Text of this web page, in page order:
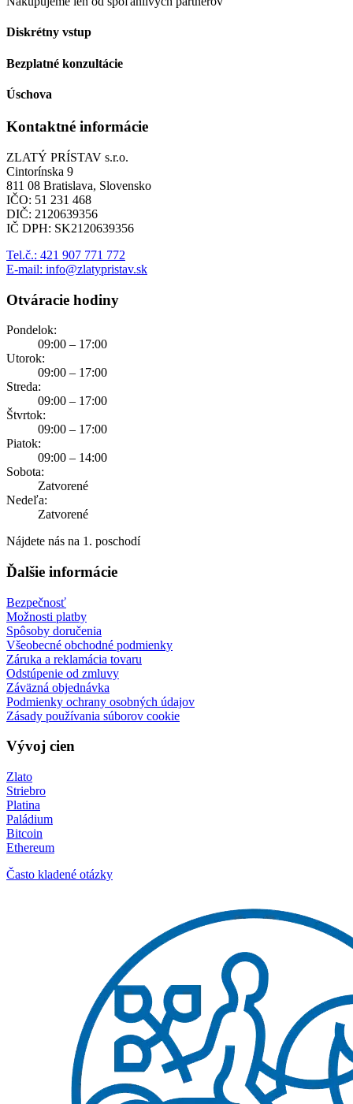
Diskrétny vstup
Bezplatné konzultácie
Úschova
Kontaktné informácie
ZLATÝ PRÍSTAV s.r.o.
Cintorínska 9
811 08 Bratislava, Slovensko
IČO: 51 231 468
DIČ: 2120639356
IČ DPH: SK2120639356
Tel.č.: 421 907 771 772
E-mail: info@zlatypristav.sk
Otváracie hodiny
Pondelok:
09:00 – 17:00
Utorok:
09:00 – 17:00
Streda:
09:00 – 17:00
Štvrtok:
09:00 – 17:00
Piatok:
09:00 – 14:00
Sobota:
Zatvorené
Nedeľa:
Zatvorené
Nájdete nás na 1. poschodí
Ďalšie informácie
Bezpečnosť
Možnosti platby
Spôsoby doručenia
Všeobecné obchodné podmienky
Záruka a reklamácia tovaru
Odstúpenie od zmluvy
Záväzná objednávka
Podmienky ochrany osobných údajov
Zásady používania súborov cookie
Vývoj cien
Zlato
Striebro
Platina
Paládium
Bitcoin
Ethereum
Často kladené otázky